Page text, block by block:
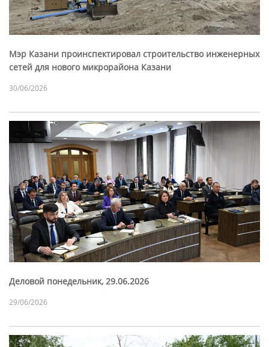
Мэр Казани проинспектировал строительство инженерных
сетей для нового микрорайона Казани
30/06/2026
Деловой понедельник, 29.06.2026
29/06/2026